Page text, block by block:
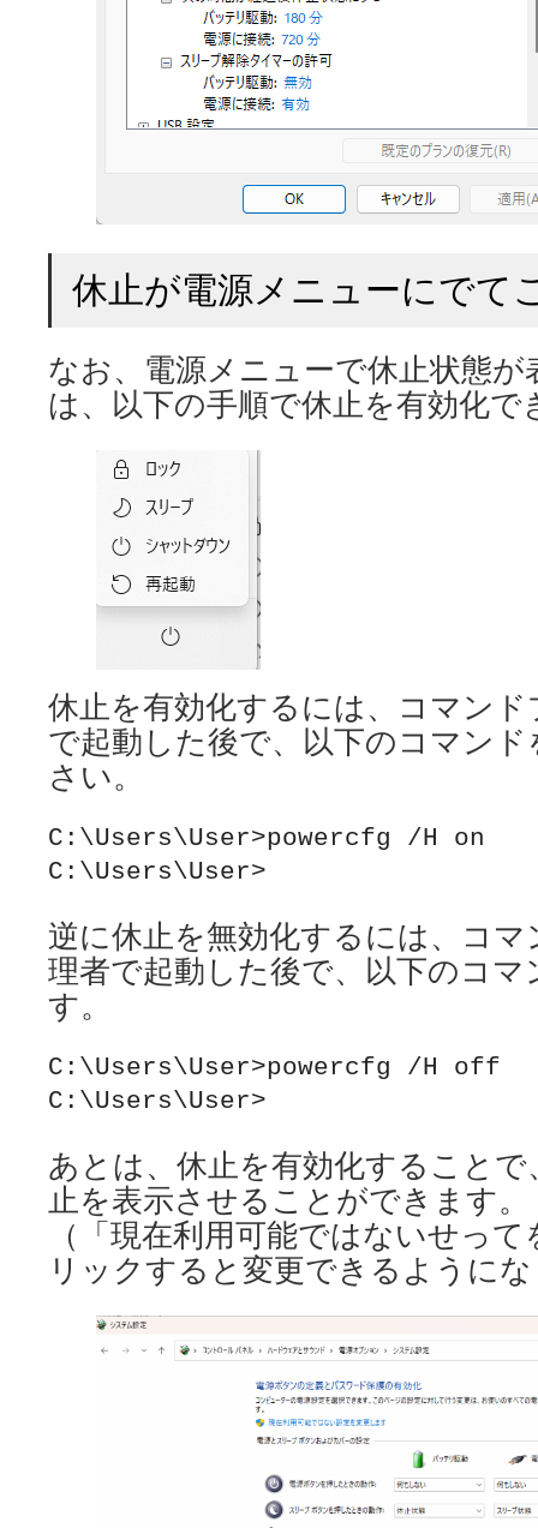
休止が電源メニューにでて
なお、電源メニューで休止状態
は、以下の手順で休止を有効化で
休止を有効化するには、コマン
で起動した後で、以下のコマン
さい。
C:\Users\User>powercfg /H on
C:\Users\User>
逆に休止を無効化するには、コ
理者で起動した後で、以下のコ
す。
C:\Users\User>powercfg /H off
C:\Users\User>
あとは、休止を有効化すること
止を表示させることができます。
（「現在利用可能ではないせっ
リックすると変更できるように